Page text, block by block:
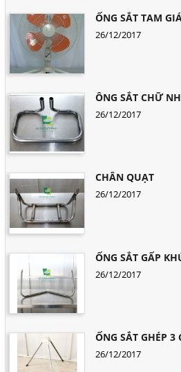
ỐNG SẮT TAM
26/12/2017
ÔNG SẮT CHỮ
26/12/2017
CHÂN QUẠT
26/12/2017
ỐNG SẮT GẤP
26/12/2017
ỐNG SẮT GHÉP 3
26/12/2017